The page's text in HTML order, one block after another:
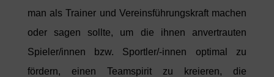
man als Trainer und Vereinsführungskraft machen
oder sagen sollte, um die ihnen anvertrauten
Spieler/innen bzw. Sportler/-innen optimal zu
fördern, einen Teamspirit zu kreieren, die